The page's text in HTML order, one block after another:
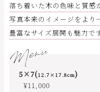
落ち着いた木の色味と質感
写真本来のイメージをより
豊富なサイズ展開も魅力です
Menu
5×7(12.7×17.8cm)
¥11,000